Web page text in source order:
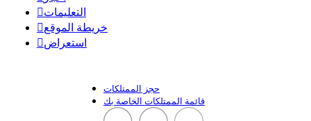
التعليمات
خريطة الموقع
استعراض
حجز الممتلكات
قائمة الممتلكات الخاصة بك